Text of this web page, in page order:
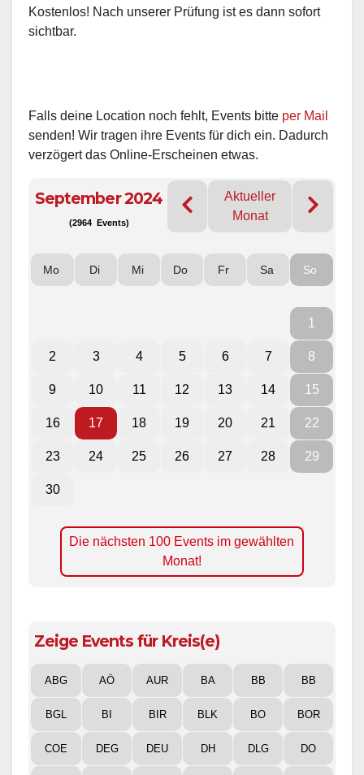
Kostenlos! Nach unserer Prüfung ist es dann sofort
sichtbar.
Falls deine Location noch fehlt, Events bitte per Mail
senden! Wir tragen ihre Events für dich ein. Dadurch
verzögert das Online-Erscheinen etwas.
September 2024
(2964 Events)
Aktueller
Monat
Mo Di Mi Do Fr Sa So
1
2 3 4 5 6 7 8
9 10 11 12 13 14 15
16 17 18 19 20 21 22
23 24 25 26 27 28 29
30
Die nächsten 100 Events im gewählten
Monat!
Zeige Events für Kreis(e)
ABG AÖ AUR BA BB BB
BGL BI BIR BLK BO BOR
COE DEG DEU DH DLG DO